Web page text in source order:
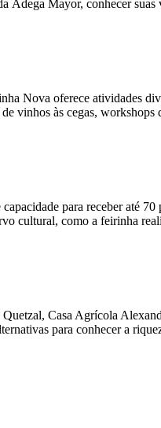
Mayor, conhecer
Nova oferece atividades
vinhos às cegas,
para receber até 70
cultural, como a feirinha
Casa Agrícola
para conhecer a